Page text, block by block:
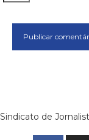
Sindicato de